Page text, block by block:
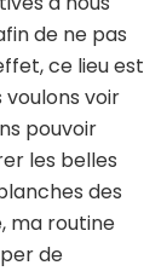
de ne pas
ce lieu est
voulons voir
pouvoir
les belles
des
ma routine
de